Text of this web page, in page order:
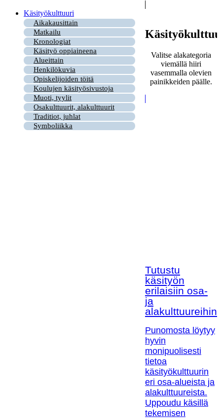
Käsityökulttuuri
Aikakausittain
Matkailu
Kronologiat
Käsityö oppiaineena
Alueittain
Henkilökuvia
Opiskelijoiden töitä
Koulujen käsityösivustoja
Muoti, tyylit
Osakulttuurit, alakulttuurit
Traditiot, juhlat
Symboliikka
Valitse alakategoria
viemällä hiiri
vasemmalla olevien
painikkeiden päälle.
Tutustu
käsityön
erilaisiin osa-
ja
alakulttuureihin!
Punomosta löytyy
hyvin
monipuolisesti
tietoa
käsityökulttuurin
eri osa-alueista ja
alakulttuureista.
Uppoudu käsillä
tekemisen